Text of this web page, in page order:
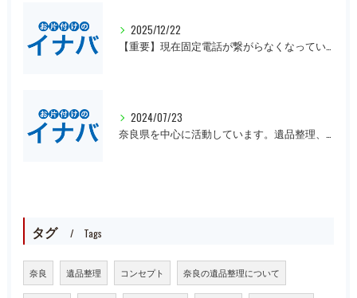
2025/12/22
【重要】現在固定電話が繋がらなくなっています。
2024/07/23
奈良県を中心に活動しています。遺品整理、一軒丸ごとの片付け、オフィスや倉庫の処分等、大量にある場合は近県でも回収にお伺いいたします。先ずは無料見積もりをお願いします。
タグ Tags
奈良 遺品整理 コンセプト 奈良の遺品整理について